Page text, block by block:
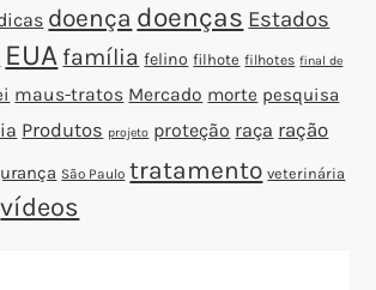
doença doenças Estados
EUA família felino filhote filhotes final de
maus-tratos Mercado morte pesquisa
Produtos projeto proteção raça ração
São Paulo tratamento veterinária
vídeos